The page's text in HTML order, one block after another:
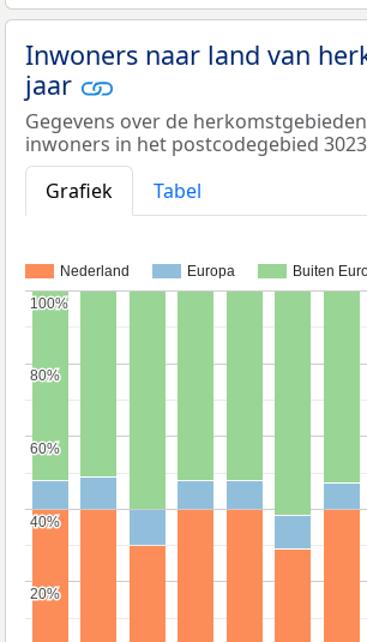
Inwoners naar land van
jaar
Gegevens over de
inwoners in het postcodegebied 3023
Grafiek
Tabel
Nederland Europa Buiten
20%
20%
40%
40%
60%
60%
80%
80%
100%
100%